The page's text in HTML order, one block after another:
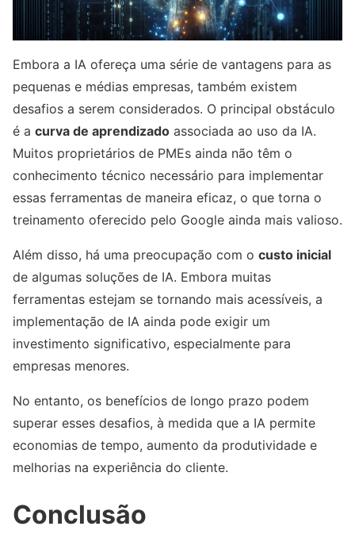
Embora a IA ofereça uma série de vantagens para as
pequenas e médias empresas, também existem
desafios a serem considerados. O principal obstáculo
é a curva de aprendizado associada ao uso da IA.
Muitos proprietários de PMEs ainda não têm o
conhecimento técnico necessário para implementar
essas ferramentas de maneira eficaz, o que torna o
treinamento oferecido pelo Google ainda mais valioso.
Além disso, há uma preocupação com o custo inicial
de algumas soluções de IA. Embora muitas
ferramentas estejam se tornando mais acessíveis, a
implementação de IA ainda pode exigir um
investimento significativo, especialmente para
empresas menores.
No entanto, os benefícios de longo prazo podem
superar esses desafios, à medida que a IA permite
economias de tempo, aumento da produtividade e
melhorias na experiência do cliente.
Conclusão